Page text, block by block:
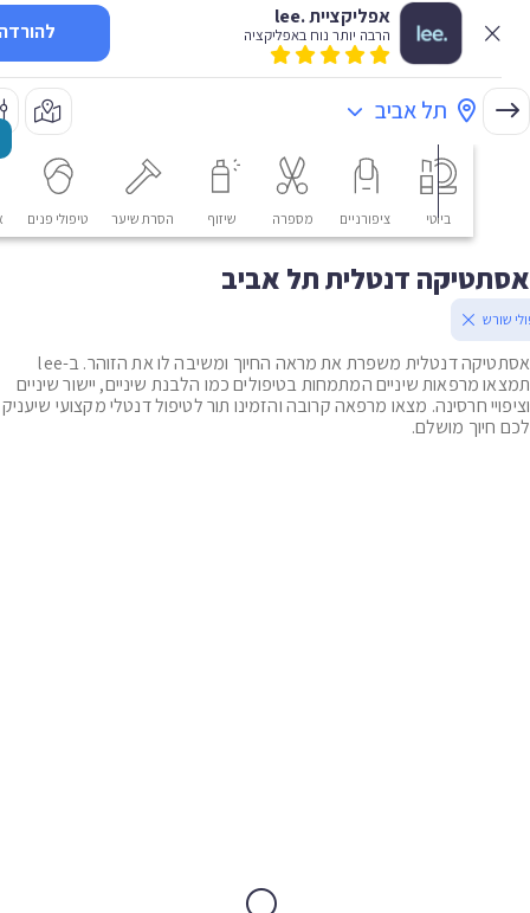
אפליקציית .lee
הרבה יותר נוח באפליקציה להורדה
תל אביב
ציפורניים מספרה שיזוף הסרת שיער טיפולי פנים
דנטלית תל אביב
אסתטיקה דנטלית משפרת את מראה החיוך ומשיבה לו את הזוהר. ב-lee
מרפאות שיניים המתמחות בטיפולים כמו הלבנת שיניים, יישור שיניים
חרסינה. מצאו מרפאה קרובה והזמינו תור לטיפול דנטלי מקצועי שיעניק
מושלם.